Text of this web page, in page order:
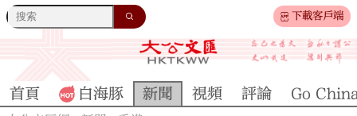
下載客戶端
首頁 白海豚 新聞 視頻 評論 Go